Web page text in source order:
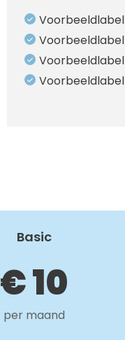
Voorbeeldlabel
Voorbeeldlabel
Voorbeeldlabel
Voorbeeldlabel
Basic
€ 10
per maand